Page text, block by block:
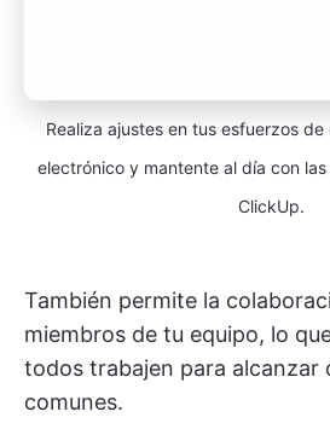
Realiza ajustes en tus esfuerzos
electrónico y mantente al día con
ClickUp.
También permite la
miembros de tu equipo, lo
todos trabajen para alcanzar
comunes.